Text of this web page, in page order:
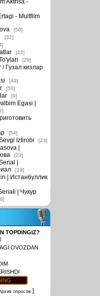
Aktrisa -
- Multfilm
[50]
[32]
[22]
[29]
Гузал кизлар
[49]
[50]
[9]
Egasi |
[54]
Iztirobi [23]
|
[22]
|
[19]
| Истанбуллик
| Чукур
TOPDINGIZ?
OVOZDAN
опросов ]